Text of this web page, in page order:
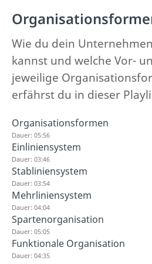
Wie du dein
kannst und welche Vor-
jeweilige
erfährst du in dieser
Organisationsformen
Dauer: 05:56
Einliniensystem
Dauer: 03:46
Stabliniensystem
Dauer: 03:54
Mehrliniensystem
Dauer: 04:04
Spartenorganisation
Dauer: 05:05
Funktionale Organisation
Dauer: 04:35